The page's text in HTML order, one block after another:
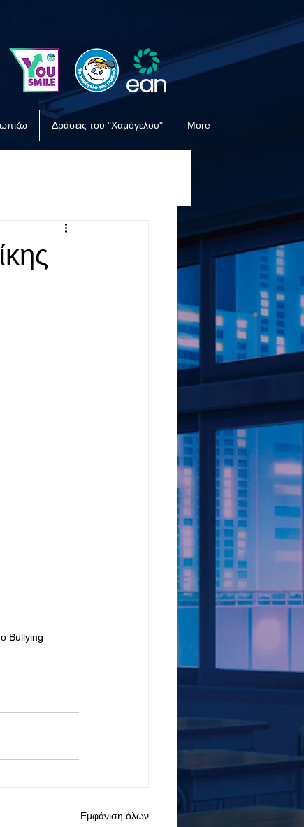
Δράσεις του "Χαμόγελου" More
Bullying
Εμφάνιση όλων